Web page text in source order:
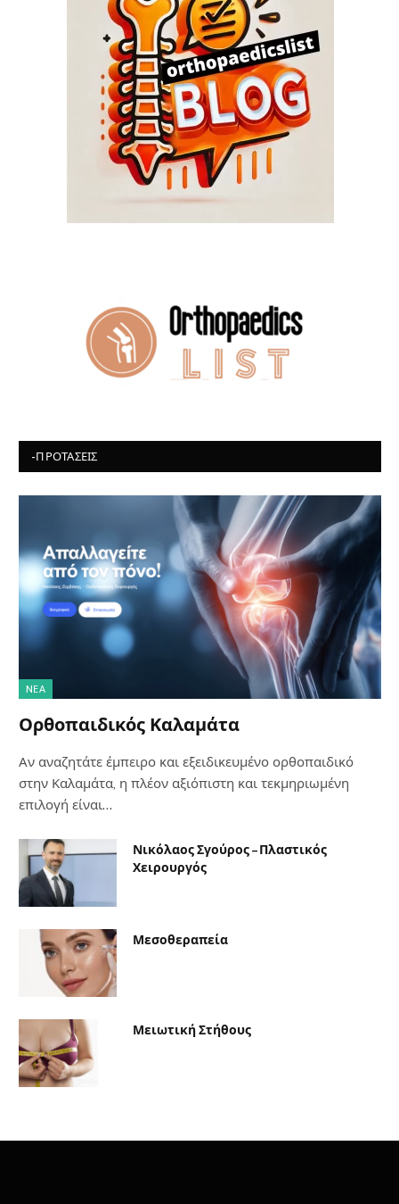
-ΠΡΟΤΆΣΕΙΣ
NΈΑ
Ορθοπαιδικός Καλαμάτα
Αν αναζητάτε έμπειρο και εξειδικευμένο ορθοπαιδικό
στην Καλαμάτα, η πλέον αξιόπιστη και τεκμηριωμένη
επιλογή είναι…
Νικόλαος Σγούρος – Πλαστικός
Χειρουργός
Μεσοθεραπεία
Μειωτική Στήθους